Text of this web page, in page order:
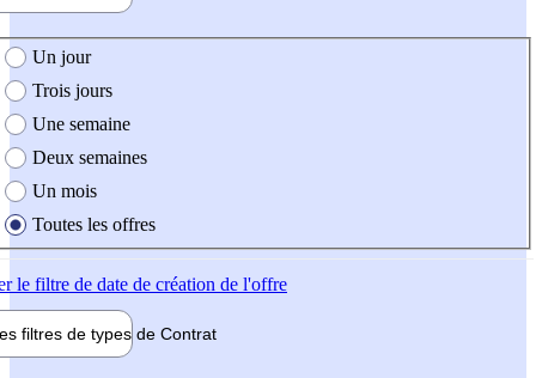
création de l'offre
Un jour
Trois jours
Une semaine
Deux semaines
Un mois
Toutes les offres
le filtre de date de création de l'offre
filtres de types de Contrat